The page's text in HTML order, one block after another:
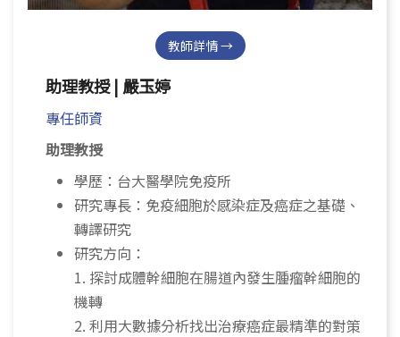
教師詳情 →
助理教授 | 嚴玉婷
專任師資
助理教授
學歷：台大醫學院免疫所
研究專長：免疫細胞於感染症及癌症之基礎、
轉譯研究
研究方向：
1. 探討成體幹細胞在腸道內發生腫瘤幹細胞的
機轉
2. 利用大數據分析找出治療癌症最精準的對策